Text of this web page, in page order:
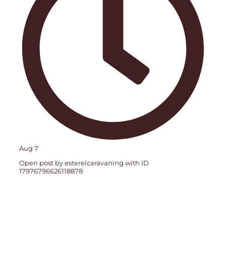
Aug 7
Open post by esterelcaravaning with ID
17976796626118878